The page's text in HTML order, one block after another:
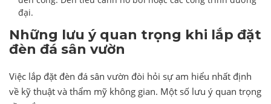
đại.
Những lưu ý quan trọng khi lắp đặt
đèn đá sân vườn
Việc lắp đặt đèn đá sân vườn đòi hỏi sự am hiểu nhất định
về kỹ thuật và thẩm mỹ không gian. Một số lưu ý quan trọng